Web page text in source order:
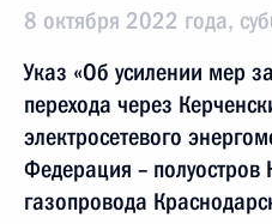
8 октября 2022 года,
Указ «Об усилении мер
перехода через
электросетевого
Федерация –
газопровода